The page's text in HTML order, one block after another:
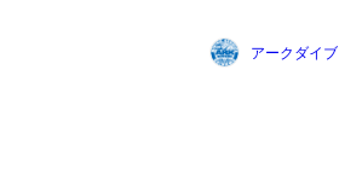
アークダイブ